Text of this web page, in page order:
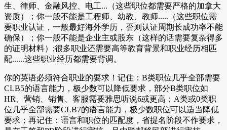
生、律师、金融风控、电工...（这些职位都需要严格的加拿大
资质）；你一般不能是工程师、幼教、教师.....（这些职位需
要职业认证，一般最好海外学历，否则认证周期长成功率不能
确保）；你一般不能是企业主或股东（这样的话需要复杂得多
的证明材料）;很多职业还需要高等教育背景和职业经历相匹
配......这些职业经历都需要背调。
你的英语必须符合职业的要求！记住：B类职位几乎全部需要
CLB5的语言能力，极少数可以降低要求，部分B类职位如
HR、营销、销售、客服需要雅思听说6或更高；A类或0类职
位几乎全部需要CLB7的语言能力，极少数职位可以适当降低
要求；再记住：语言和职位的匹配度，省提名阶段不作要求，